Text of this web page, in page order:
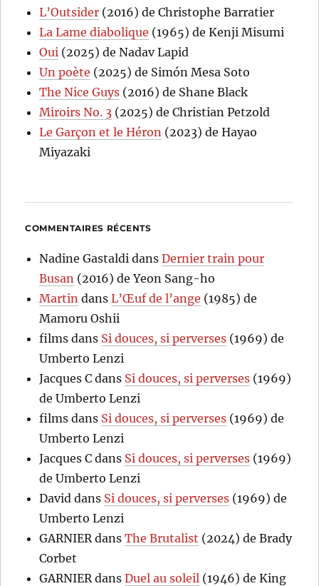
L’Outsider (2016) de Christophe Barratier
La Lame diabolique (1965) de Kenji Misumi
Oui (2025) de Nadav Lapid
Un poète (2025) de Simón Mesa Soto
The Nice Guys (2016) de Shane Black
Miroirs No. 3 (2025) de Christian Petzold
Le Garçon et le Héron (2023) de Hayao
Miyazaki
COMMENTAIRES RÉCENTS
Nadine Gastaldi dansDernier train pour
Busan (2016) de Yeon Sang-ho
Martin dansL’Œuf de l’ange (1985) de
Mamoru Oshii
films dans Si douces, si perverses (1969) de
Umberto Lenzi
Jacques C dans Si douces, si perverses (1969)
de Umberto Lenzi
films dans Si douces, si perverses (1969) de
Umberto Lenzi
Jacques C dans Si douces, si perverses (1969)
de Umberto Lenzi
David dans Si douces, si perverses (1969) de
Umberto Lenzi
GARNIER dansThe Brutalist (2024) de Brady
Corbet
GARNIER dansDuel au soleil (1946) de King